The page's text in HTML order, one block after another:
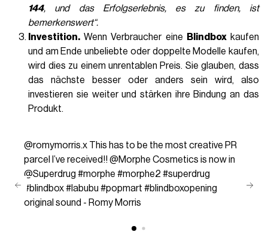
144, und das Erfolgserlebnis, es zu finden, ist
bemerkenswert“.
Investition. Wenn Verbraucher eine Blindboxkaufen
und am Ende unbeliebte oder doppelte Modelle kaufen,
wird dies zu einem unrentablen Preis. Sie glauben, dass
das nächste besser oder anders sein wird, also
investieren sie weiter und stärken ihre Bindung an das
Produkt.
@romymorris.xThis has to be the most creative PR
parcel I’ve received!! @Morphe Cosmetics is now in
@Superdrug #morphe #morphe2 #superdrug
#blindbox#labubu #popmart #blindboxopening
original sound - Romy Morris